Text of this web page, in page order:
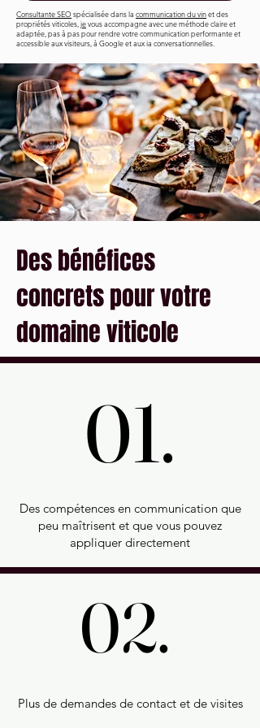
Consultante SEO spécialisée dans la communication du vinet des
propriétés viticoles, jevous accompagne avec une méthode claire et
adaptée, pas à pas pour rendre votre communication performante et
accessible aux visiteurs, à Google et aux ia conversationnelles.
Des bénéfices
concrets pour votre
domaine viticole
01.
01.
Des compétences en communication que
peu maîtrisent et que vous pouvez
appliquer directement
02.
02.
Plus de demandes de contact et de visites